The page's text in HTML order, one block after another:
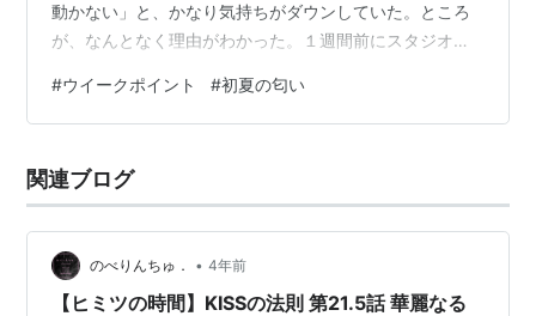
動かない」と、かなり気持ちがダウンしていた。ところ
が、なんとなく理由がわかった。１週間前にスタジオで
に、結構な痛みが走り、レッスン時にバーを掴む時とか
何か作業をする度に、その痛みで力が入らず、今までで
だし。 その現実で、じわじわと気持ちに霧がかかりどん
どんダウンし、ネガティブ思考になっていた様なので
間…
#ウイークポイント #初夏の匂い
関連ブログ
のべりんちゅ． • 4年前
【ヒミツの時間】KISSの法則 第21.5話 華麗なる